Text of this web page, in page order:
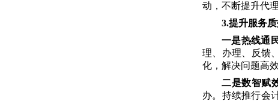
动，不断提升代
3.提升服务
一是热线通
理、办理、反馈
化，解决问题高
二是数智赋
办。持续推行会